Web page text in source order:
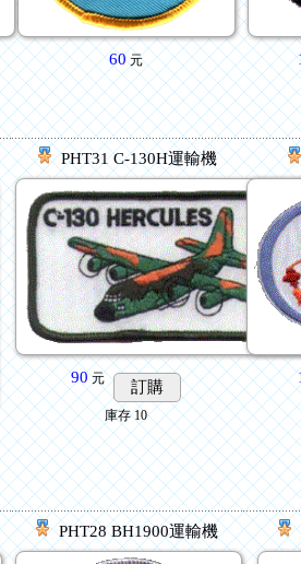
60元
PHT31 C-130H運輸機
90元 訂購
庫存 10
PHT28 BH1900運輸機